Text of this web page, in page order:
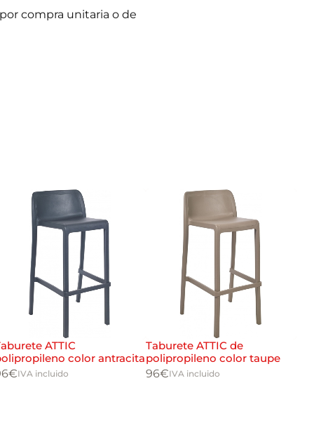
compra unitaria o de
ATTIC
color antracita
€IVA incluido
Taburete ATTIC de
polipropileno color taupe
96€IVA incluido